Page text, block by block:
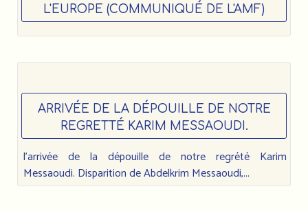
L'EUROPE (COMMUNIQUÉ DE L'AMF)
ARRIVÉE DE LA DÉPOUILLE DE NOTRE
REGRETTÉ KARIM MESSAOUDI.
l’arrivée de la dépouille de notre regrété Karim
Messaoudi. Disparition de Abdelkrim Messaoudi,...